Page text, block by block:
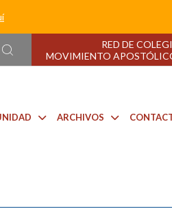
RED DE
MOVIMIENTO
ARCHIVOS